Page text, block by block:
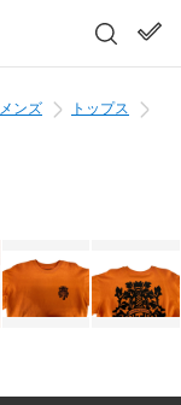
メンズ
トップス